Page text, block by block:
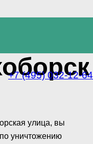
+7 (495) 032-12-64
улица, вы
уничтожению